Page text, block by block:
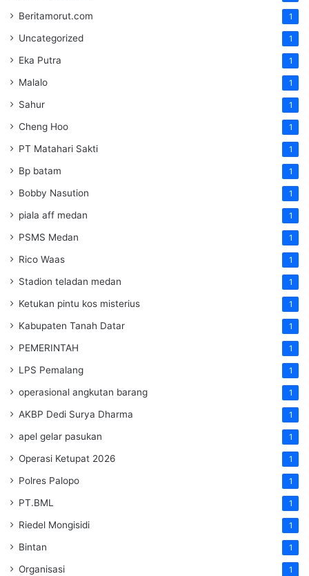
Beritamorut.com 1
Uncategorized 1
Eka Putra 1
Malalo 1
Sahur 1
Cheng Hoo 1
PT Matahari Sakti 1
Bp batam 1
Bobby Nasution 1
piala aff medan 1
PSMS Medan 1
Rico Waas 1
Stadion teladan medan 1
Ketukan pintu kos misterius 1
Kabupaten Tanah Datar 1
PEMERINTAH 1
LPS Pemalang 1
operasional angkutan barang 1
AKBP Dedi Surya Dharma 1
apel gelar pasukan 1
Operasi Ketupat 2026 1
Polres Palopo 1
PT.BML 1
Riedel Mongisidi 1
Bintan 1
Organisasi 1